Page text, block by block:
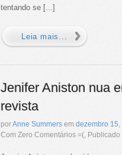
tentando se [...]
Leia mais...
Jenifer Aniston nua
revista
porAnne Summers em dezembro 15,
Com Zero Comentários =(,